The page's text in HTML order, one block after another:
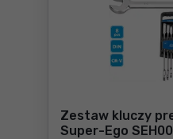
Zestaw kluczy
Super-Ego